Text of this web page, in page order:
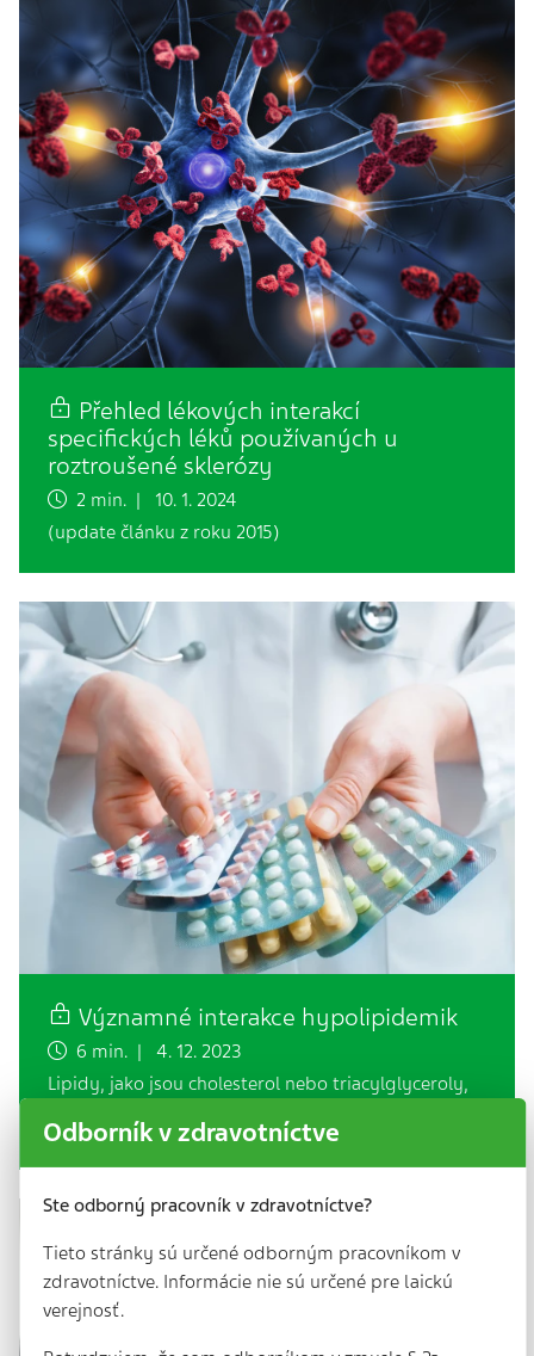
Přehled lékových interakcí
specifických léků používaných u
roztroušené sklerózy
2 min. | 10. 1. 2024
(update článku z roku 2015)
Významné interakce hypolipidemik
6 min. | 4. 12. 2023
Lipidy, jako jsou cholesterol nebo triacylglyceroly,
těla prostřednictvím lipoproteinů v rámci…
Odborník v zdravotníctve
Ste odborný pracovník v zdravotníctve?
Tieto stránky sú určené odborným pracovníkom v
zdravotníctve. Informácie nie sú určené pre laickú
verejnosť.